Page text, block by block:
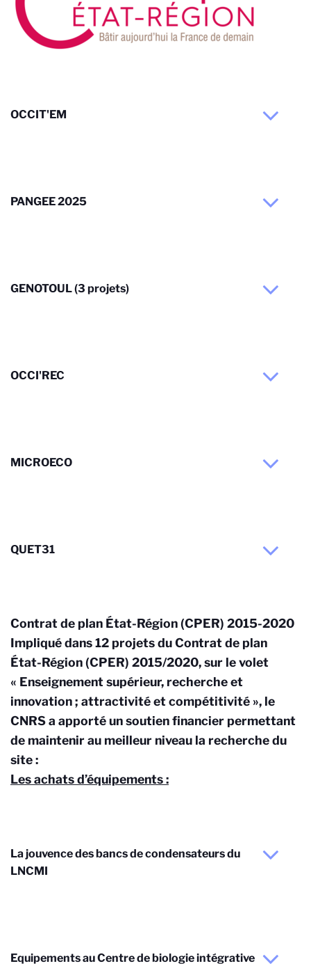
OCCIT'EM
PANGEE 2025
GENOTOUL (3 projets)
OCCI'REC
MICROECO
QUET31
Contrat de plan État-Région (CPER) 2015-2020
Impliqué dans 12 projets du Contrat de plan
État-Région (CPER) 2015/2020, sur le volet
« Enseignement supérieur, recherche et
innovation ; attractivité et compétitivité », le
CNRS a apporté un soutien financier permettant
de maintenir au meilleur niveau la recherche du
site :
Les achats d’équipements :
La jouvence des bancs de condensateurs du
LNCMI
Equipements au Centre de biologie intégrative